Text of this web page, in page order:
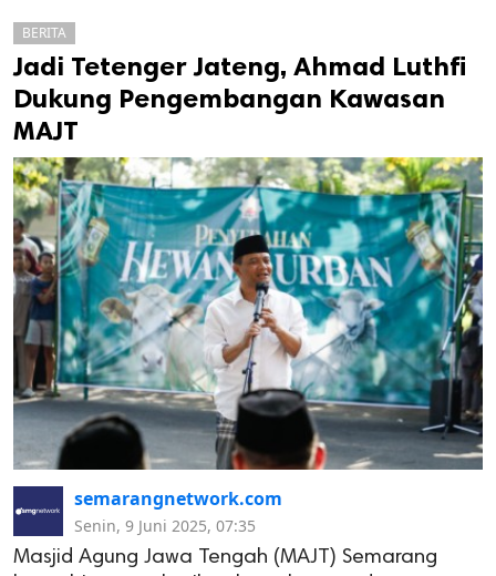
cipta.
BERITA
Jadi Tetenger Jateng, Ahmad Luthfi
Dukung Pengembangan Kawasan
MAJT
semarangnetwork.com
Senin, 9 Juni 2025, 07:35
Masjid Agung Jawa Tengah (MAJT) Semarang